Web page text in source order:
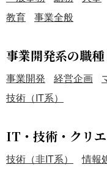
教育
事業全般
事業開発系の職種
事業開発 経営企画
技術（IT系）
IT・技術・クリ
技術（非IT系）
情報